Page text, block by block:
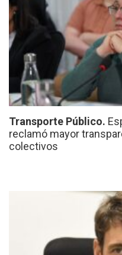
Transporte Público.
reclamó mayor
colectivos